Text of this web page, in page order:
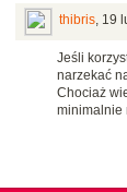
thibris, 19
Jeśli
narzekać
Chociaż
minimalnie